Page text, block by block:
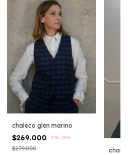
chaleco glen marino
$269.000 -4% OFF
$279.000